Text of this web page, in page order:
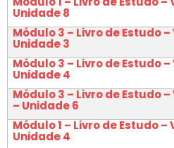
Unidade 8
Módulo 3 – Livro de Estudo –
Unidade 3
Módulo 3 – Livro de Estudo –
Unidade 4
Módulo 3 – Livro de Estudo
– Unidade 6
Módulo 1 – Livro de Estudo –
Unidade 4